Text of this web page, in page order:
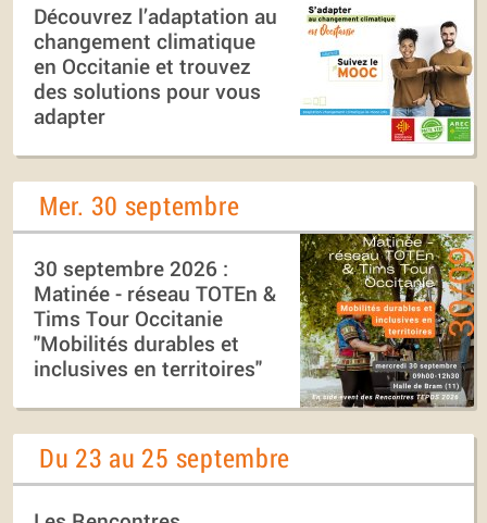
Découvrez l’adaptation au
changement climatique
en Occitanie et trouvez
des solutions pour vous
adapter
Mer. 30 septembre
30 septembre 2026 :
Matinée - réseau TOTEn &
Tims Tour Occitanie
"Mobilités durables et
inclusives en territoires"
Du 23 au 25 septembre